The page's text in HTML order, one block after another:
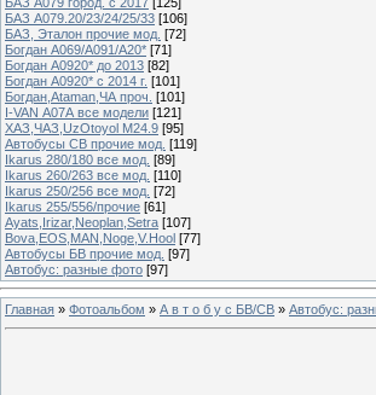
БАЗ А079.20/23/24/25/33 [106]
БАЗ, Эталон прочие мод. [72]
Богдан А069/А091/А20* [71]
Богдан А0920* до 2013 [82]
Богдан А0920* с 2014 г. [101]
Богдан,Ataman,ЧА проч. [101]
I-VAN А07А все модели [121]
ХАЗ,ЧАЗ,UzOtoyol M24.9 [95]
Автобусы СВ прочие мод. [119]
Ikarus 280/180 все мод. [89]
Ikarus 260/263 все мод. [110]
Ikarus 250/256 все мод. [72]
Ikarus 255/556/прочие [61]
Ayats,Irizar,Neoplan,Setra [107]
Bova,EOS,MAN,Noge,V.Hool [77]
Автобусы БВ прочие мод. [97]
Автобус: разные фото [97]
Главная » Фотоальбом » А в т о б у с БВ/СВ » Автобус: